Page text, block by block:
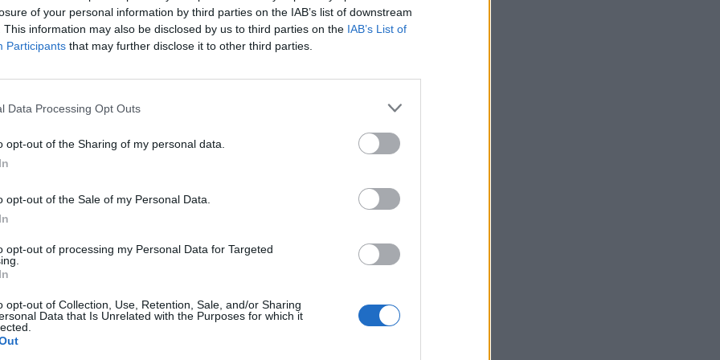
of your personal information by third parties on the IAB’s list of downstream
This information may also be disclosed by us to third parties on the IAB’s List of
Participants that may further disclose it to other third parties.
Data Processing Opt Outs
opt-out of the Sharing of my personal data.
opt-out of the Sale of my Personal Data.
opt-out of processing my Personal Data for Targeted
opt-out of Collection, Use, Retention, Sale, and/or Sharing
Data that Is Unrelated with the Purposes for which it
működés a cél.
kezdeményezésére a Kormány mai ülésén megtárgyalta a Magyar Nemzeti
évi LVIII. törvény (a Jegybanktörvény) módosítását. Az ülésen részt vett Simor
működését, szervezetét: - a Magyar Nemzeti...
portfolio.hu hírarchívumához tartozik, melynek olvasása előfizetéses
tartalmazza:
cikkarchívum
elmúlt 2 év napon belüli
Előfizetés